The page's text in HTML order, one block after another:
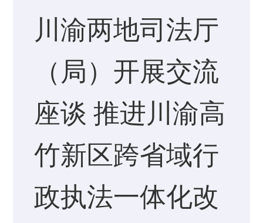
川渝两地司法厅
（局）开展交流
座谈 推进川渝高
竹新区跨省域行
政执法一体化改